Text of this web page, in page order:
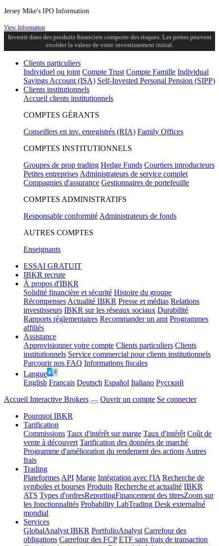
Jersey Mike's IPO Information
View Information
Investir dans des produits financiers comporte des risques. Les pertes peuvent
excéder la valeur de votre investissement initial.
Clients particuliers
Individuel ou joint Compte Trust Compte Famille Individual
Savings Account (ISA) Self-Invested Personal Pension (SIPP)
Clients institutionnels
Accueil clients institutionnels
COMPTES GÉRANTS
Conseillers en inv. enregistrés (RIA) Family Offices
COMPTES INSTITUTIONNELS
Groupes de prop trading Hedge Funds Courtiers introducteurs
Petites entreprises Administrateurs de service complet
Compagnies d'assurance Gestionnaires de portefeuille
COMPTES ADMINISTRATIFS
Responsable conformité Administrateurs de fonds
AUTRES COMPTES
Enseignants
ESSAI GRATUIT
IBKR recrute
À propos d'IBKR
Solidité financière et sécurité Histoire du groupe
Récompenses Actualité IBKR Presse et médias Relations
investisseurs IBKR sur les réseaux sociaux Durabilité
Rapports réglementaires Recommander un ami Programmes
affiliés
Assistance
Approvisionner votre compte Clients particuliers Clients
institutionnels Service commercial pour clients institutionnels
Parcourir nos FAQ Informations fiscales
Langue
English Français Deutsch Español Italiano Pусский
Accueil Interactive Brokers
Ouvrir un compte Se connecter
Pourquoi IBKR
Tarification
Commissions Taux d'intérêt sur marge Taux d'intérêt Coût de
vente à découvert Tarification des données de marché
Programme d'amélioration du rendement des actions Autres
frais
Trading
Plateformes API Marge Intégration avec l'IA Recherche de
symboles et bourses Produits Recherche et actualité IBKR
ATS Types d'ordresReportingFinancement des titresZoom sur
les fonctionnalités Probability LabTrading Desk externalisé
mondial
Services
GlobalAnalyst IBKR PortfolioAnalyst Carrefour des
obligations Carrefour des FCP ETF sans frais de transaction